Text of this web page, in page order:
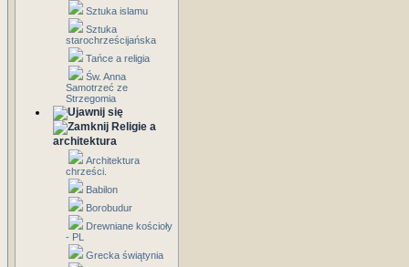
Sztuka islamu
Sztuka
starochrześcijańska
Tańce a religia
Św. Anna
Samotrzeć ze
Strzegomia
Religie a
architektura
Architektura
chrześci.
Babilon
Borobudur
Drewniane kościoły
- PL
Grecka świątynia